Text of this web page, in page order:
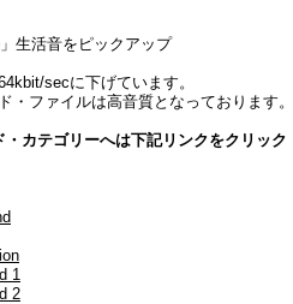
」生活音をピックアップ
secに下げています。
・ファイルは高音質となっております。
・カテゴリーへは下記リンクをクリック
1
2